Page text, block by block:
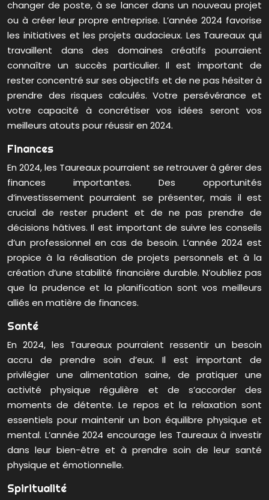
changer de poste, à se lancer dans un nouveau projet
ou à créer leur propre entreprise. L’année 2024 favorise
les initiatives et les projets audacieux. Les Taureaux qui
travaillent dans des domaines créatifs pourraient
connaître un succès particulier. Il est important de
rester concentré sur ses objectifs et de ne pas hésiter à
prendre des risques calculés. Votre persévérance et
votre capacité à concrétiser vos idées seront vos
meilleurs atouts pour réussir en 2024.
Finances
En 2024, les Taureaux pourraient se retrouver à gérer des
finances importantes. Des opportunités
d’investissement pourraient se présenter, mais il est
crucial de rester prudent et de ne pas prendre de
décisions hâtives. Il est important de suivre les conseils
d’un professionnel en cas de besoin. L’année 2024 est
propice à la réalisation de projets personnels et à la
création d’une stabilité financière durable. N’oubliez pas
que la prudence et la planification sont vos meilleurs
alliés en matière de finances.
Santé
En 2024, les Taureaux pourraient ressentir un besoin
accru de prendre soin d’eux. Il est important de
privilégier une alimentation saine, de pratiquer une
activité physique régulière et de s’accorder des
moments de détente. Le repos et la relaxation sont
essentiels pour maintenir un bon équilibre physique et
mental. L’année 2024 encourage les Taureaux à investir
dans leur bien-être et à prendre soin de leur santé
physique et émotionnelle.
Spiritualité